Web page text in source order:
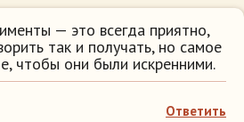
— это всегда приятно,
так и получать, но самое
чтобы они были искренними.
Ответить